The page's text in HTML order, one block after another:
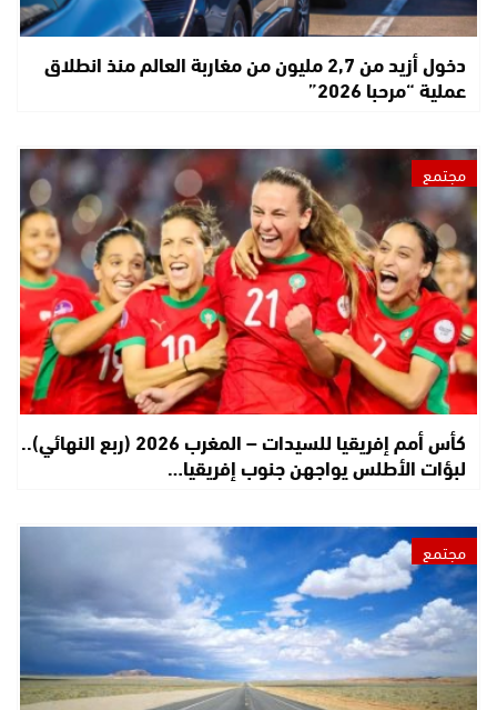
دخول أزيد من 2,7 مليون من مغاربة العالم منذ انطلاق
عملية “مرحبا 2026”
مجتمع
كأس أمم إفريقيا للسيدات – المغرب 2026 (ربع النهائي)..
لبؤات الأطلس يواجهن جنوب إفريقيا…
مجتمع